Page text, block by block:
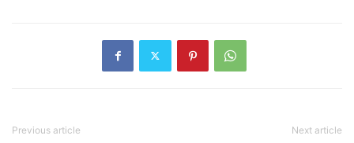
Previous article Next article